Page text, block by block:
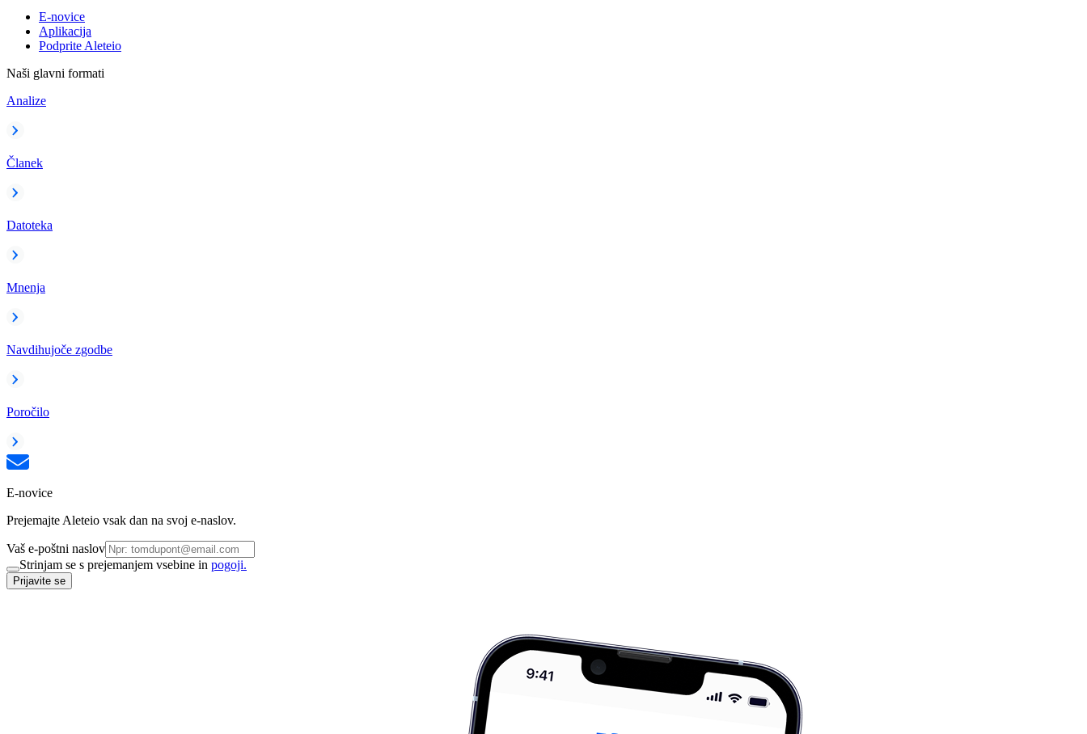
E-novice
Aplikacija
Podprite Aleteio
Naši glavni formati
Analize
Članek
Datoteka
Mnenja
Navdihujoče zgodbe
Poročilo
E-novice
Prejemajte Aleteio vsak dan na svoj e-naslov.
Vaš e-poštni naslov
Strinjam se s prejemanjem vsebine in pogoji.
Prijavite se